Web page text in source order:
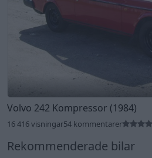
Volvo 242 Kompressor (1984)
16 416 visningar54 kommentarer
Rekommenderade bilar